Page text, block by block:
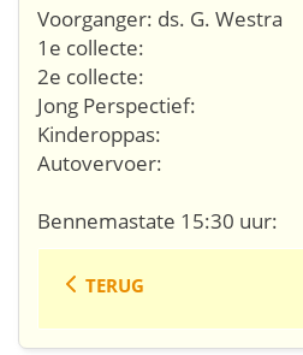
Voorganger: ds. G. Westra
1e collecte:
2e collecte:
Jong Perspectief:
Kinderoppas:
Autovervoer:
Bennemastate 15:30 uur:
TERUG